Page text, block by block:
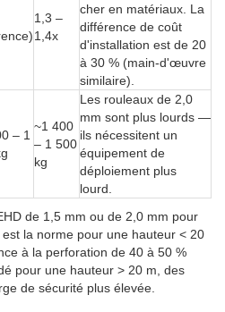
1,3 –
1,4x
cher en matériaux. La
différence de coût
d'installation est de 20
à 30 % (main-d'œuvre
similaire).
– 1
~1 400
– 1 500
kg
Les rouleaux de 2,0
mm sont plus lourds —
ils nécessitent un
équipement de
déploiement plus
lourd.
de 1,5 mm ou de 2,0 mm pour
la norme pour une hauteur < 20
à la perforation de 40 à 50 %
pour une hauteur > 20 m, des
de sécurité plus élevée.